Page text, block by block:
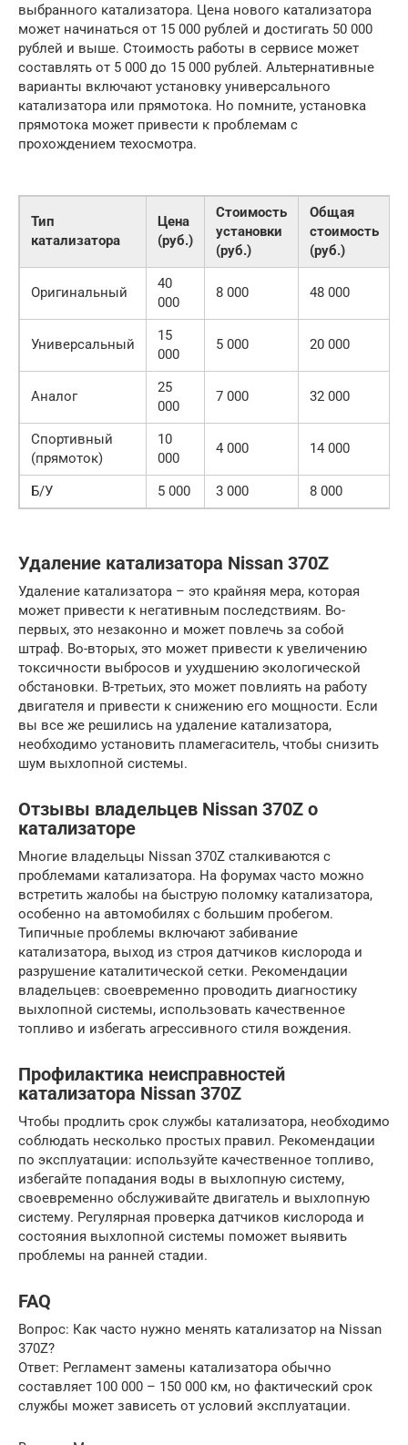
выбранного катализатора. Цена нового катализатора
может начинаться от 15 000 рублей и достигать 50 000
рублей и выше. Стоимость работы в сервисе может
составлять от 5 000 до 15 000 рублей. Альтернативные
варианты включают установку универсального
катализатора или прямотока. Но помните, установка
прямотока может привести к проблемам с
прохождением техосмотра.
Тип
катализатора
Цена
(руб.)
Стоимость
установки
(руб.)
Общая
стоимость
(руб.)
Оригинальный
40
000
8 000 48 000
Универсальный
15
000
5 000 20 000
Аналог
25
000
7 000 32 000
Спортивный
(прямоток)
10
000
4 000 14 000
Б/У 5 000 3 000 8 000
Удаление катализатора Nissan 370Z
Удаление катализатора – это крайняя мера, которая
может привести к негативным последствиям. Во-
первых, это незаконно и может повлечь за собой
штраф. Во-вторых, это может привести к увеличению
токсичности выбросов и ухудшению экологической
обстановки. В-третьих, это может повлиять на работу
двигателя и привести к снижению его мощности. Если
вы все же решились на удаление катализатора,
необходимо установить пламегаситель, чтобы снизить
шум выхлопной системы.
Отзывы владельцев Nissan 370Z о
катализаторе
Многие владельцы Nissan 370Z сталкиваются с
проблемами катализатора. На форумах часто можно
встретить жалобы на быструю поломку катализатора,
особенно на автомобилях с большим пробегом.
Типичные проблемы включают забивание
катализатора, выход из строя датчиков кислорода и
разрушение каталитической сетки. Рекомендации
владельцев: своевременно проводить диагностику
выхлопной системы, использовать качественное
топливо и избегать агрессивного стиля вождения.
Профилактика неисправностей
катализатора Nissan 370Z
Чтобы продлить срок службы катализатора, необходимо
соблюдать несколько простых правил. Рекомендации
по эксплуатации: используйте качественное топливо,
избегайте попадания воды в выхлопную систему,
своевременно обслуживайте двигатель и выхлопную
систему. Регулярная проверка датчиков кислорода и
состояния выхлопной системы поможет выявить
проблемы на ранней стадии.
FAQ
Вопрос: Как часто нужно менять катализатор на Nissan
370Z?
Ответ: Регламент замены катализатора обычно
составляет 100 000 – 150 000 км, но фактический срок
службы может зависеть от условий эксплуатации.